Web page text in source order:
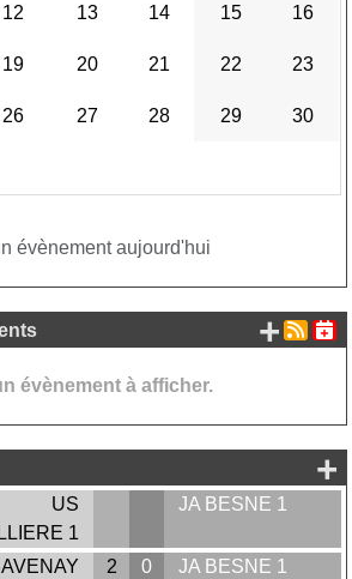
12 13 14 15 16
19 20 21 22 23
26 27 28 29 30
évènement aujourd'hui
évènement à afficher.
+
US
1
JA BESNE 1
2 0 JA BESNE 1
+